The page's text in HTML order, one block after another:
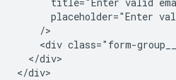
placeholder="Enter
    />
<div class="form-
  </div>
</div>